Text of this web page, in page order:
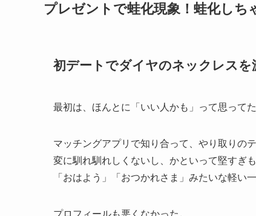
プレゼントで蛙化現象！蛙化しち
初デートでダイヤのネックレス
最初は、ほんとに「いい人かも」って思ってた
マッチングアプリで知り合って、やり取りの
変に馴れ馴れしくないし、かといって堅すぎも
「おはよう」「おつかれさま」みたいな軽い